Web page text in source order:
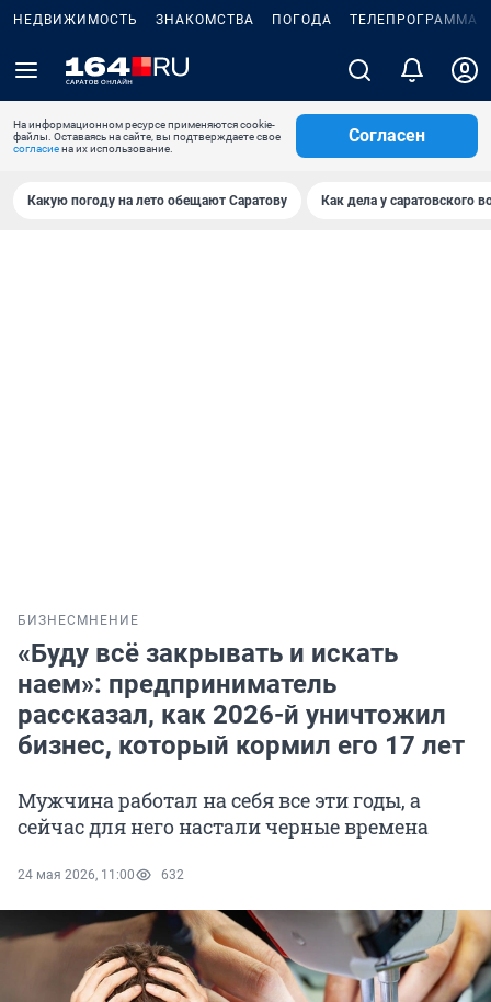
НЕДВИЖИМОСТЬ ЗНАКОМСТВА ПОГОДА ТЕЛЕПРОГРАММА
На информационном ресурсе применяются cookie-
файлы. Оставаясь на сайте, вы подтверждаете свое
согласиена их использование.
Согласен
Какую погоду на лето обещают Саратову Как дела у саратовского
БИЗНЕС МНЕНИЕ
«Буду всё закрывать и искать
наем»: предприниматель
рассказал, как 2026-й уничтожил
бизнес, который кормил его 17 лет
Мужчина работал на себя все эти годы, а
сейчас для него настали черные времена
24 мая 2026, 11:00 632